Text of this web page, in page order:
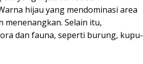
hijau yang mendominasi area
menenangkan. Selain itu,
dan fauna, seperti burung, kupu-